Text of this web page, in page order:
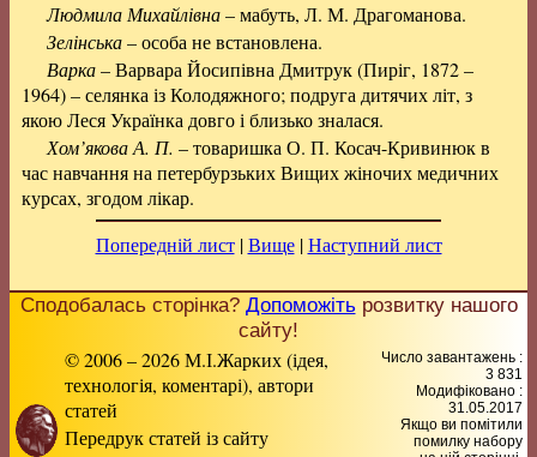
Людмила Михайлівна– мабуть, Л. М. Драгоманова.
Зелінська– особа не встановлена.
Варка– Варвара Йосипівна Дмитрук (Пиріг, 1872 –
1964) – селянка із Колодяжного; подруга дитячих літ, з
якою Леся Українка довго і близько зналася.
Хом’якова А. П. – товаришка О. П. Косач-Кривинюк в
час навчання на петербурзьких Вищих жіночих медичних
курсах, згодом лікар.
Попередній лист|Вище|Наступний лист
Сподобалась сторінка? Допоможітьрозвитку нашого
сайту!
© 2006 – 2026 М.І.Жарких (ідея,
технологія, коментарі), автори
статей
Передрук статей із сайту
Число завантажень :
3 831
Модифіковано :
31.05.2017
Якщо ви помітили
помилку набору